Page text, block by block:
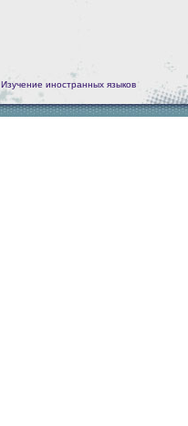
Изучение иностранных языков